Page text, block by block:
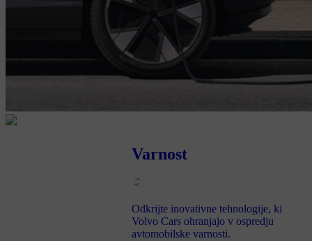
Varnost
Odkrijte inovativne tehnologije, ki
Volvo Cars ohranjajo v ospredju
avtomobilske varnosti.